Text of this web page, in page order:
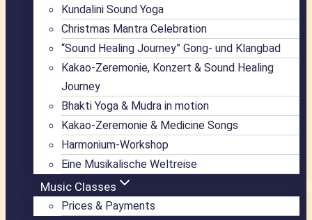
Kundalini Sound Yoga
Christmas Mantra Celebration
“Sound Healing Journey” Gong- und Klangbad
Kakao-Zeremonie, Konzert & Sound Healing
Journey
Bhakti Yoga & Mudra in motion
Kakao-Zeremonie & Medicine Songs
Harmonium-Workshop
Eine Musikalische Weltreise
Music Classes
Prices & Payments